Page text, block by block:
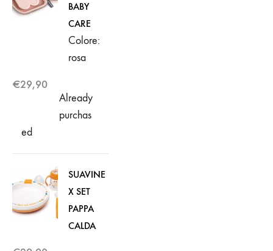
BABY
CARE
Colore:
rosa
€29,90
Already
purchas
ed
SUAVINE
X SET
PAPPA
CALDA